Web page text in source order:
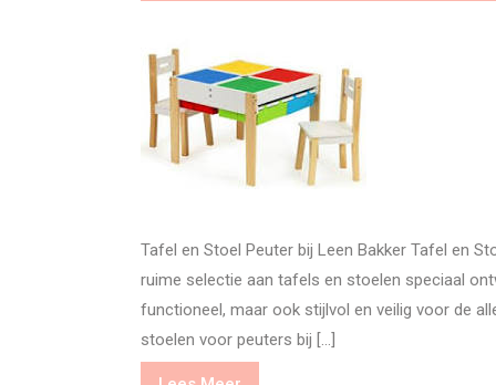
Tafel en Stoel Peuter bij Leen Bakker Tafel en
ruime selectie aan tafels en stoelen speciaal
functioneel, maar ook stijlvol en veilig voor de
stoelen voor peuters bij […]